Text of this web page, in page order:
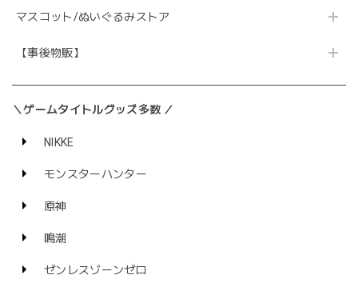
マスコット/ぬいぐるみストア
【事後物販】
＼ゲームタイトルグッズ多数 ／
NIKKE
モンスターハンター
原神
鳴潮
ゼンレスゾーンゼロ